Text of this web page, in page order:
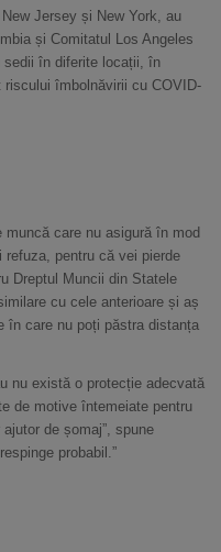
Jersey și New York, au
și Comitatul Los Angeles
sedii în diferite locații, în
îmbolnăvirii cu COVID-
care nu asigură în mod
refuza, pentru că vei pierde
Dreptul Muncii din Statele
cu cele anterioare și aș
în care nu poți păstra distanța
nu există o protecție adecvată
de motive întemeiate pentru
de șomaj”, spune
probabil.”